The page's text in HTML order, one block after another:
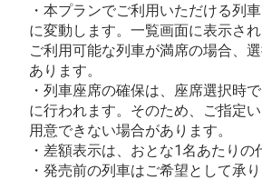
・本プランでご利用いただける列
に変動します。一覧画面に表示さ
ご利用可能な列車が満席の場合、
あります。
・列車座席の確保は、座席選択時
に行われます。そのため、ご指定
用意できない場合があります。
・差額表示は、おとな1名あたりの
・発売前の列車はご希望として承